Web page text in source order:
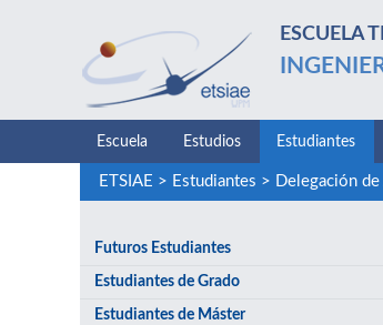
ESCUELA
Escuela Estudios Estudiantes
ETSIAE > Estudiantes > Delegación
Futuros Estudiantes
Estudiantes de Grado
Estudiantes de Máster